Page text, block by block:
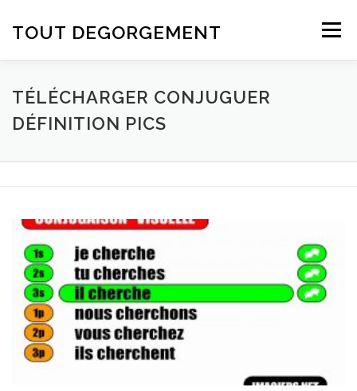
TOUT DEGORGEMENT Menu
TÉLÉCHARGER CONJUGUER
DÉFINITION PICS